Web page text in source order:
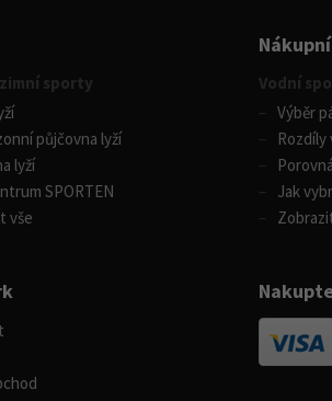
zimní sporty
půjčovna lyží
lyží
SPORTEN
vše
Vodní
Výběr
Jak